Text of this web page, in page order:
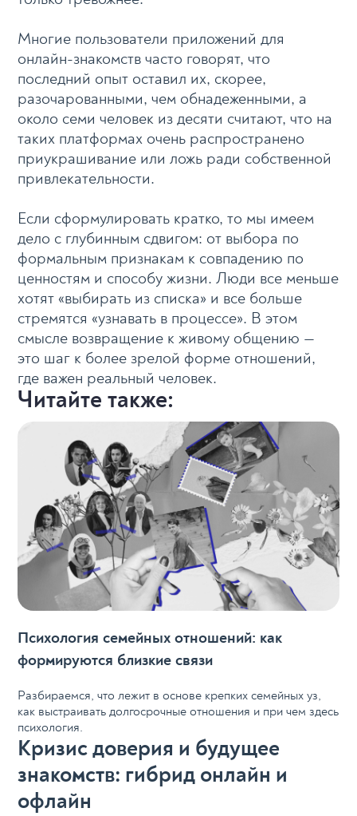
Многие пользователи приложений для
онлайн-знакомств часто говорят, что
последний опыт оставил их, скорее,
разочарованными, чем обнадеженными, а
около семи человек из десяти считают, что на
таких платформах очень распространено
приукрашивание или ложь ради собственной
привлекательности.
Если сформулировать кратко, то мы имеем
дело с глубинным сдвигом: от выбора по
формальным признакам к совпадению по
ценностям и способу жизни. Люди все меньше
хотят «выбирать из списка» и все больше
стремятся «узнавать в процессе». В этом
смысле возвращение к живому общению —
это шаг к более зрелой форме отношений,
где важен реальный человек.
Читайте также:
Психология семейных отношений: как
формируются близкие связи
Разбираемся, что лежит в основе крепких семейных уз,
как выстраивать долгосрочные отношения и при чем здесь
психология.
Кризис доверия и будущее
знакомств: гибрид онлайн и
офлайн